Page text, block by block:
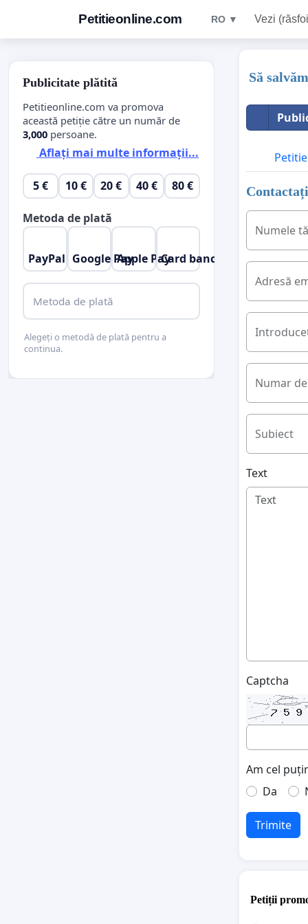
Petitieonline.com RO ▼ Vezi
Să
Petitie
Numele
Adresă
Numar
Subiect
Text
Captcha
Am cel
Da
Trimite
Petiții
Publicitate plătită
Petitieonline.com va promova
această petiție către un număr de
3,000 persoane.
Aflați mai multe informații...
5 € 10 € 20 € 40 € 80 €
Metoda de plată
PayPal Google PayApple PayCard bancar
Metoda de plată
Alegeți o metodă de plată pentru a
continua.